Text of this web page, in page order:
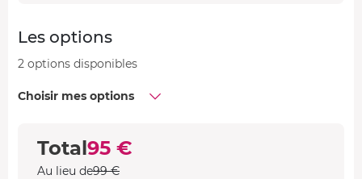
Les options
2 options disponibles
Choisir mes options
Total95 €
Au lieu de99 €